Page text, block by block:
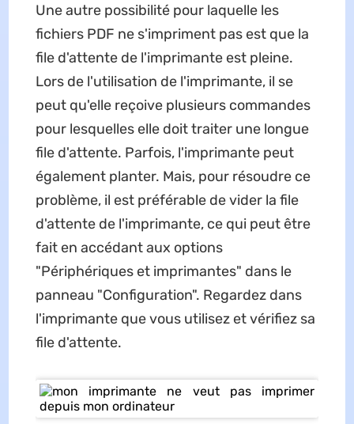
Une autre possibilité pour laquelle les
fichiers PDF ne s'impriment pas est que la
file d'attente de l'imprimante est pleine.
Lors de l'utilisation de l'imprimante, il se
peut qu'elle reçoive plusieurs commandes
pour lesquelles elle doit traiter une longue
file d'attente. Parfois, l'imprimante peut
également planter. Mais, pour résoudre ce
problème, il est préférable de vider la file
d'attente de l'imprimante, ce qui peut être
fait en accédant aux options
"Périphériques et imprimantes" dans le
panneau "Configuration". Regardez dans
l'imprimante que vous utilisez et vérifiez sa
file d'attente.